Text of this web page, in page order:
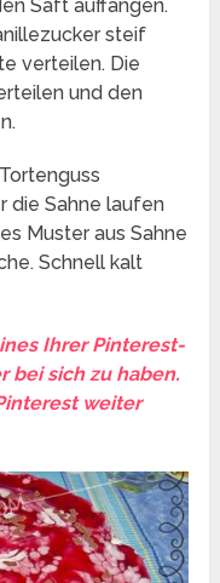
Saft auffangen.
steif
verteilen. Die
und den
die Sahne laufen
Muster aus Sahne
Schnell kalt
Ihrer Pinterest-
bei sich zu haben.
weiter